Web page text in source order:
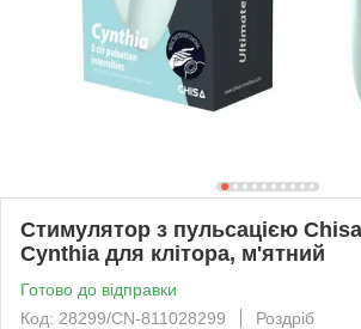
Cтимулятор з пульсацією
Cynthia для клітора, м'ятний
Готово до відправки
Код: 28299/CN-811028299
Роздріб